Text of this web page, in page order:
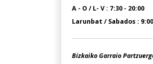
A - O / L- V : 7:30 - 20:00
Larunbat / Sabados :
Bizkaiko Garraio